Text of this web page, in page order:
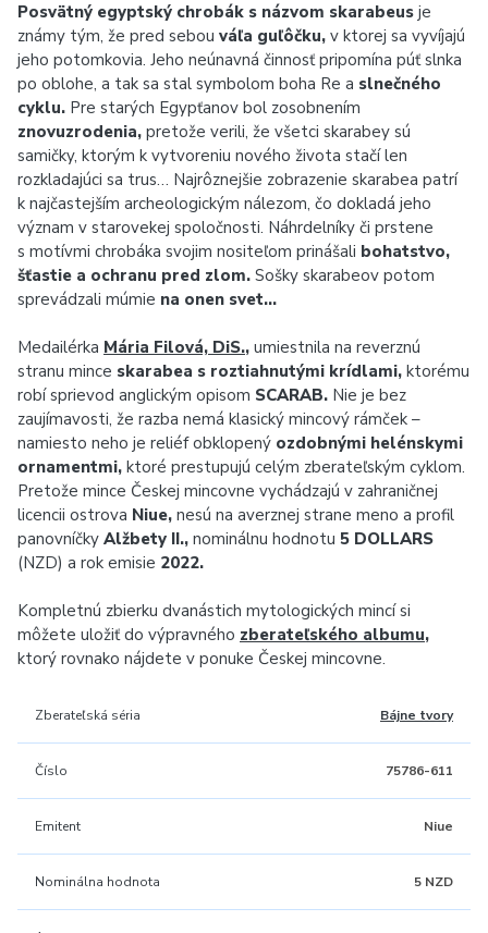
Posvätný egyptský chrobák s názvom skarabeus je
známy tým, že pred sebou váľa guľôčku, v ktorej sa vyvíjajú
jeho potomkovia. Jeho neúnavná činnosť pripomína púť slnka
po oblohe, a tak sa stal symbolom boha Re a slnečného
cyklu. Pre starých Egypťanov bol zosobnením
znovuzrodenia, pretože verili, že všetci skarabey sú
samičky, ktorým k vytvoreniu nového života stačí len
rozkladajúci sa trus… Najrôznejšie zobrazenie skarabea patrí
k najčastejším archeologickým nálezom, čo dokladá jeho
význam v starovekej spoločnosti. Náhrdelníky či prstene
s motívmi chrobáka svojim nositeľom prinášali bohatstvo,
šťastie a ochranu pred zlom. Sošky skarabeov potom
sprevádzali múmie na onen svet…
Medailérka Mária Filová, DiS., umiestnila na reverznú
stranu mince skarabea s roztiahnutými krídlami, ktorému
robí sprievod anglickým opisom SCARAB. Nie je bez
zaujímavosti, že razba nemá klasický mincový rámček –
namiesto neho je reliéf obklopený ozdobnými helénskymi
ornamentmi, ktoré prestupujú celým zberateľským cyklom.
Pretože mince Českej mincovne vychádzajú v zahraničnej
licencii ostrova Niue, nesú na averznej strane meno a profil
panovníčky Alžbety II., nominálnu hodnotu 5 DOLLARS
(NZD) a rok emisie 2022.
Kompletnú zbierku dvanástich mytologických mincí si
môžete uložiť do výpravného zberateľského albumu,
ktorý rovnako nájdete v ponuke Českej mincovne.
Zberateľská séria Bájne tvory
Číslo 75786-611
Emitent Niue
Nominálna hodnota 5 NZD